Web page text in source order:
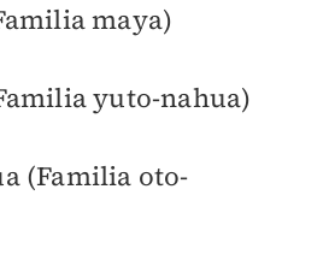
maya)
yuto-nahua)
(Familia oto-